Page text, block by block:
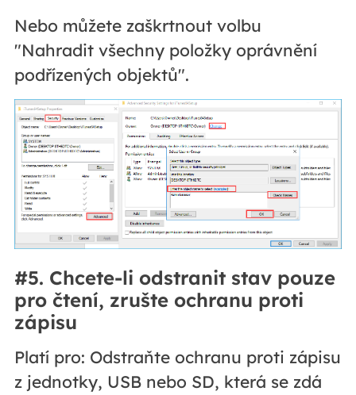
Nebo můžete zaškrtnout volbu
"Nahradit všechny položky oprávnění
podřízených objektů".
#5. Chcete-li odstranit stav pouze
pro čtení, zrušte ochranu proti
zápisu
Platí pro: Odstraňte ochranu proti zápisu
z jednotky, USB nebo SD, která se zdá